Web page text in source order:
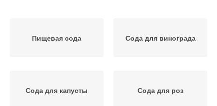
Пищевая сода Сода для винограда
Сода для капусты Сода для роз